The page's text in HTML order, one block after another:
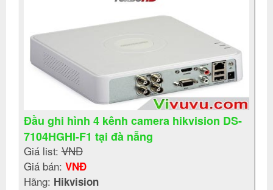
Đầu ghi hình 4 kênh camera hikvision DS-
7104HGHI-F1 tại đà nẵng
Giá list:VNĐ
Giá bán: VNĐ
Hãng: Hikvision